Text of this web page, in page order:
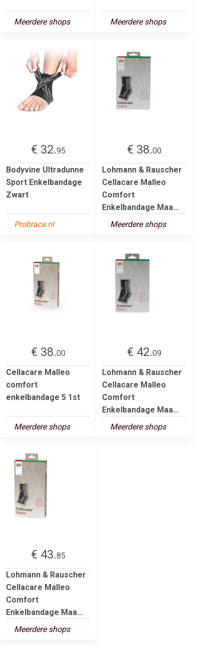
Meerdere shops Meerdere shops
€ 32.95
Bodyvine Ultradunne
Sport Enkelbandage
Zwart
Probrace.nl
€ 38.00
Lohmann & Rauscher
Cellacare Malleo
Comfort
Enkelbandage Maa...
Meerdere shops
€ 38.00
Cellacare Malleo
comfort
enkelbandage 5 1st
Meerdere shops
€ 42.09
Lohmann & Rauscher
Cellacare Malleo
Comfort
Enkelbandage Maa...
Meerdere shops
€ 43.85
Lohmann & Rauscher
Cellacare Malleo
Comfort
Enkelbandage Maa...
Meerdere shops